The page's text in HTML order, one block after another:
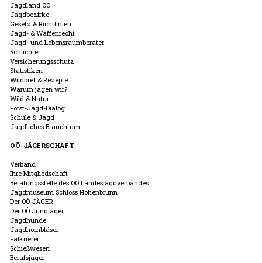
Jagdland OÖ
Jagdbezirke
Gesetz & Richtlinien
Jagd- & Waffenrecht
Jagd- und Lebensraumberater
Schlichter
Versicherungsschutz
Statistiken
Wildbret & Rezepte
Warum jagen wir?
Wild & Natur
Forst-Jagd-Dialog
Schule & Jagd
Jagdliches Brauchtum
OÖ-JÄGERSCHAFT
Verband
Ihre Mitgliedschaft
Beratungsstelle des OÖ Landesjagdverbandes
Jagdmuseum Schloss Hohenbrunn
Der OÖ JÄGER
Der OÖ Jungjäger
Jagdhunde
Jagdhornbläser
Falknerei
Schießwesen
Berufsjäger